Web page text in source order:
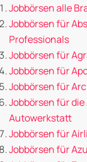
Jobbörsen alle
Jobbörsen für
Professionals
Jobbörsen für
Jobbörsen für
Jobbörsen für
Jobbörsen für
Autowerkstatt
Jobbörsen für
Jobbörsen für